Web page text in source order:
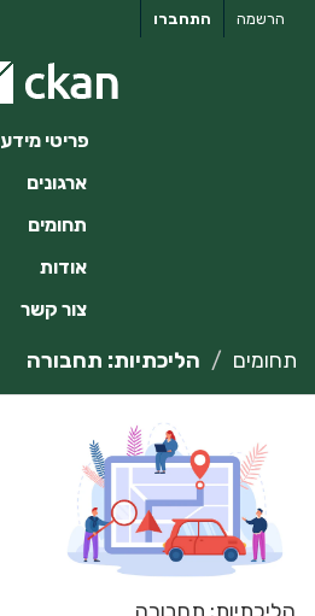
התחברו הרשמה
פריטי מידע
ארגונים
תחומים
אודות
צור קשר
תחומים הליכתיות: תחבורה